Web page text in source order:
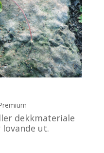
dekkmateriale
lovande ut.